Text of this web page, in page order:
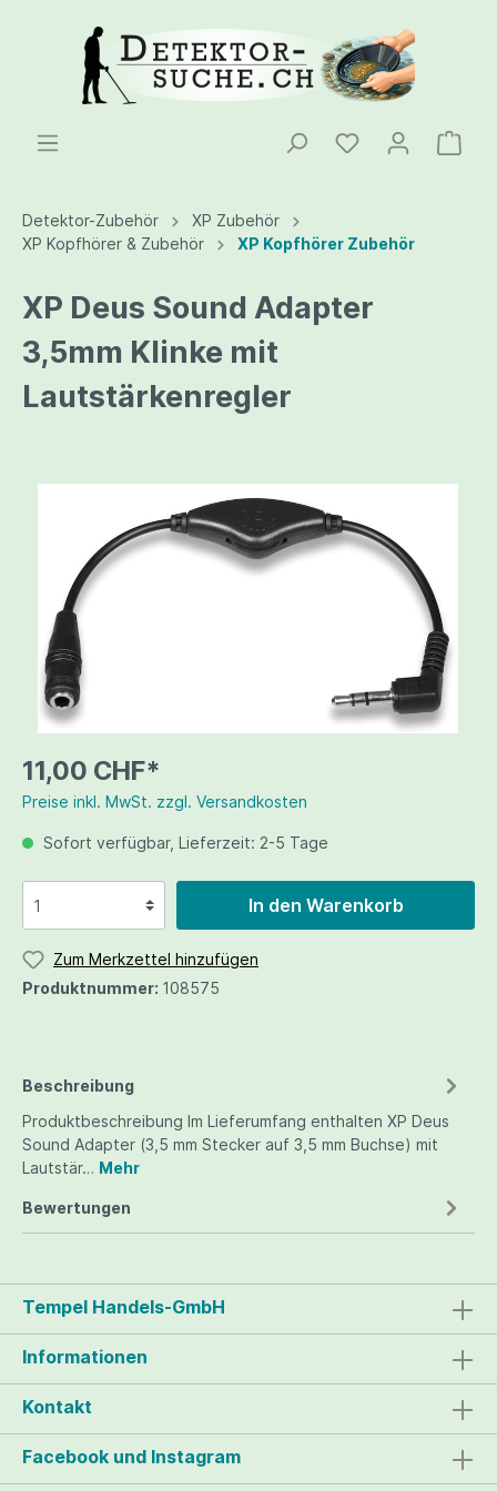
Detektor-Zubehör
XP Zubehör
XP Kopfhörer & Zubehör
XP Kopfhörer Zubehör
XP Deus Sound Adapter
3,5mm Klinke mit
Lautstärkenregler
11,00 CHF*
Preise inkl. MwSt. zzgl. Versandkosten
Sofort verfügbar, Lieferzeit: 2-5 Tage
In den Warenkorb
Zum Merkzettel hinzufügen
Produktnummer: 108575
Beschreibung
Produktbeschreibung Im Lieferumfang enthalten XP Deus
Sound Adapter (3,5 mm Stecker auf 3,5 mm Buchse) mit
Lautstär… Mehr
Bewertungen
Tempel Handels-GmbH
Informationen
Kontakt
Facebook und Instagram